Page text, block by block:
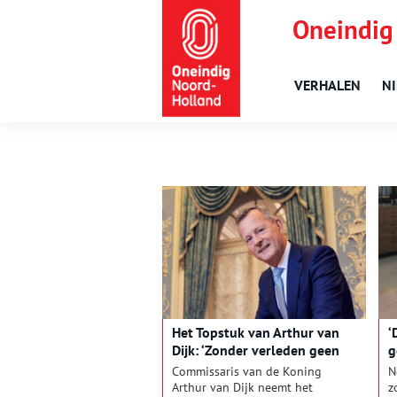
VERHALEN
Het Topstuk van Arthur van
Dijk: ‘Zonder verleden geen
toekomst’
Commissaris van de Koning
Arthur van Dijk neemt het